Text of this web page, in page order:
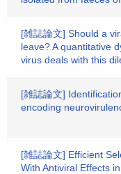
[雑誌論文] Should a
leave? A quantitative
virus deals with this
[雑誌論文]
encoding
[雑誌論文] Efficient
With Antiviral Effects